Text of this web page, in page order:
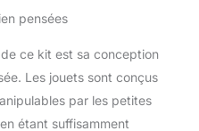
pensées
ce kit est sa conception
Les jouets sont conçus
par les petites
étant suffisamment